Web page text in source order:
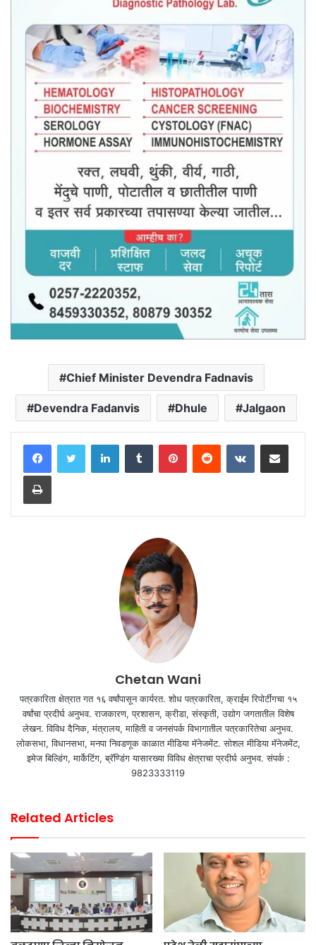
Chief Minister Devendra Fadnavis
Devendra Fadanvis Dhule Jalgaon
LinkedInTumblr PinterestReddit VKontakteShare via Email
Print
Chetan Wani
पत्रकारिता क्षेत्रात गत १६ वर्षांपासून कार्यरत. शोध पत्रकारिता, क्राईम रिपोर्टींगचा १५
वर्षांचा प्रदीर्घ अनुभव. राजकारण, प्रशासन, क्रीडा, संस्कृती, उद्योग जगतातील विशेष
लेखन. विविध दैनिक, मंत्रालय, माहिती व जनसंपर्क विभागातील पत्रकारितेचा अनुभव.
लोकसभा, विधानसभा, मनपा निवडणूक काळात मीडिया मॅनेजमेंट. सोशल मीडिया मॅनेजमेंट,
इमेज बिल्डिंग, मार्केटिंग, ब्रॅण्डिंग यासारख्या विविध क्षेत्राचा प्रदीर्घ अनुभव. संपर्क :
9823333119
Related Articles